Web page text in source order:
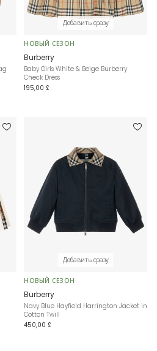
Добавить сразу
НОВЫЙ СЕЗОН
Burberry
Baby Girls White & Beige Burberry
Check Dress
195,00 £
Добавить сразу
НОВЫЙ СЕЗОН
Burberry
Navy Blue Hayfield Harrington Jacket in
Cotton Twill
450,00 £